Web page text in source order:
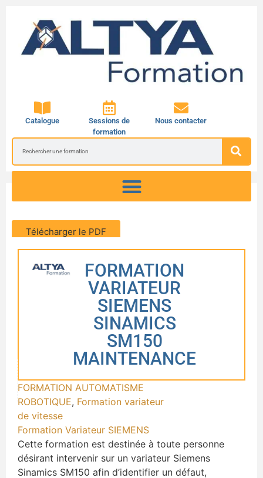
Catalogue
Sessions de
formation
Nous contacter
Télécharger le PDF
FORMATION
VARIATEUR
SIEMENS
SINAMICS
SM150
MAINTENANCE
FORMATION AUTOMATISME
ROBOTIQUE, Formation variateur
de vitesse
Formation Variateur SIEMENS
Cette formation est destinée à toute personne
désirant intervenir sur un variateur Siemens
Sinamics SM150 afin d’identifier un défaut,